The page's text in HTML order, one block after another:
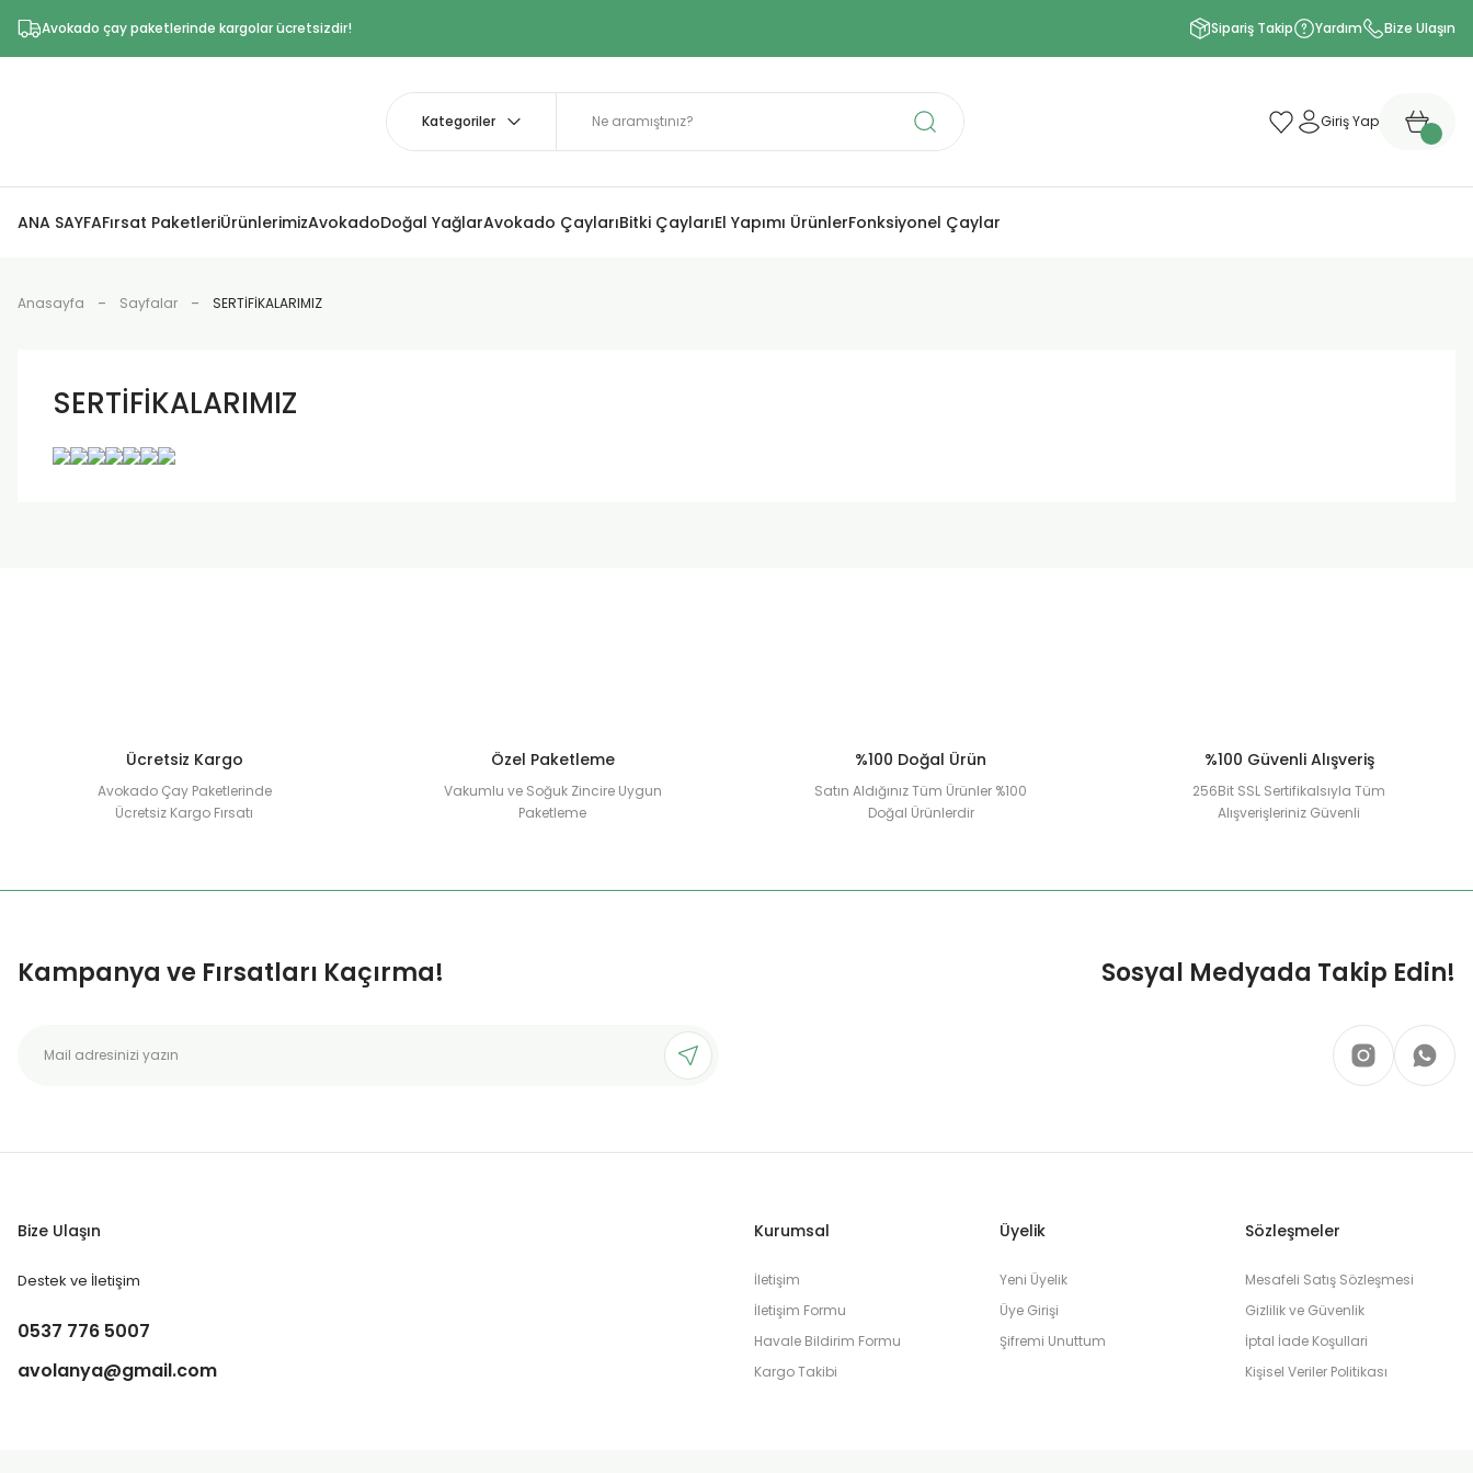
Avokado çay paketlerinde kargolar ücretsizdir! Sipariş Takip Yardım Bize Ulaşın
Giriş Yap
ANA SAYFAFırsat PaketleriÜrünlerimizAvokadoDoğal YağlarAvokado ÇaylarıBitki ÇaylarıEl Yapımı ÜrünlerFonksiyonel Çaylar
Anasayfa Sayfalar SERTİFİKALARIMIZ
SERTİFİKALARIMIZ
Ücretsiz Kargo
Avokado Çay Paketlerinde
Ücretsiz Kargo Fırsatı
Özel Paketleme
Vakumlu ve Soğuk Zincire Uygun
Paketleme
%100 Doğal Ürün
Satın Aldığınız Tüm Ürünler %100
Doğal Ürünlerdir
%100 Güvenli Alışveriş
256Bit SSL Sertifikalsıyla Tüm
Alışverişleriniz Güvenli
Kampanya ve Fırsatları Kaçırma! Sosyal Medyada Takip Edin!
Bize Ulaşın
Destek ve İletişim
0537 776 5007
avolanya@gmail.com
Kurumsal
İletişim
İletişim Formu
Havale Bildirim Formu
Kargo Takibi
Üyelik
Yeni Üyelik
Üye Girişi
Şifremi Unuttum
Sözleşmeler
Mesafeli Satış Sözleşmesi
Gizlilik ve Güvenlik
İptal İade Koşullari
Kişisel Veriler Politikası